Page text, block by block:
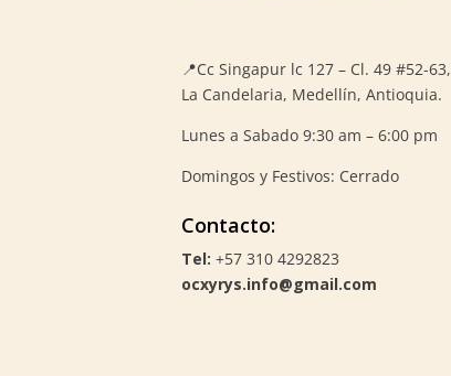
📍Cc Singapur lc 127 – Cl. 49 #52-63,
La Candelaria, Medellín, Antioquia.
Lunes a Sabado 9:30 am – 6:00 pm
Domingos y Festivos: Cerrado
Contacto:
Tel: +57 310 4292823
ocxyrys.info@gmail.com